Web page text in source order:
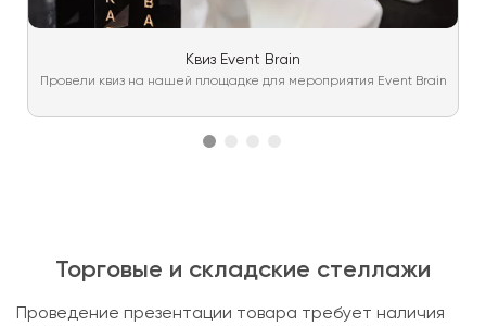
Квиз Event Brain
Провели квиз на нашей площадке для мероприятия Event Brain
Торговые и складские стеллажи
Проведение презентации товара требует наличия